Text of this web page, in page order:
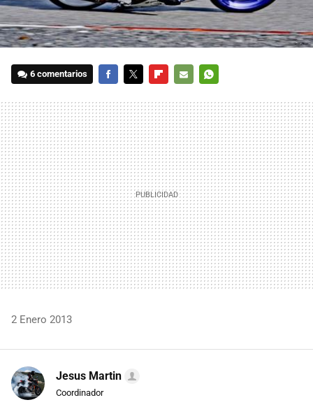
6 comentarios
MAIL
2 Enero 2013
Jesus Martin
Coordinador